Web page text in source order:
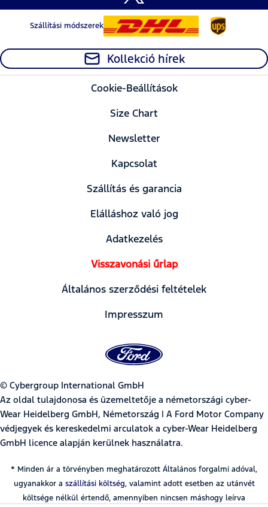
Szállítási módszerek
Kollekció hírek
Cookie-Beállítások
Size Chart
Newsletter
Kapcsolat
Szállítás és garancia
Elálláshoz való jog
Adatkezelés
Visszavonási űrlap
Általános szerződési feltételek
Impresszum
© Cybergroup International GmbH
Az oldal tulajdonosa és üzemeltetője a németországi cyber-
Wear Heidelberg GmbH, Németország | A Ford Motor Company
védjegyek és kereskedelmi arculatok a cyber-Wear Heidelberg
GmbH licence alapján kerülnek használatra.
* Minden ár a törvényben meghatározott Általános forgalmi adóval,
ugyanakkor a szállítási költség, valamint adott esetben az utánvét
költsége nélkül értendő, amennyiben nincsen máshogy leírva